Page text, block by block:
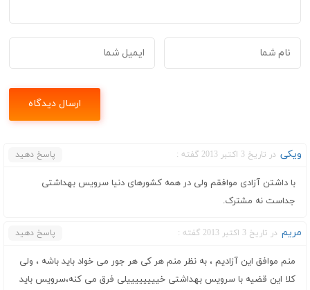
ویکی در تاریخ 3 اکتبر 2013 گفته : پاسخ دهید
با داشتن آزادی موافقم ولی در همه کشورهای دنیا سرویس بهداشتی
جداست نه مشترک.
مریم در تاریخ 3 اکتبر 2013 گفته : پاسخ دهید
منم موافق این آزادیم ، به نظر منم هر کی هر جور می خواد باید باشه ، ولی
کلا این قضیه با سرویس بهداشتی خییییییییلی فرق می کنه،سرویس باید